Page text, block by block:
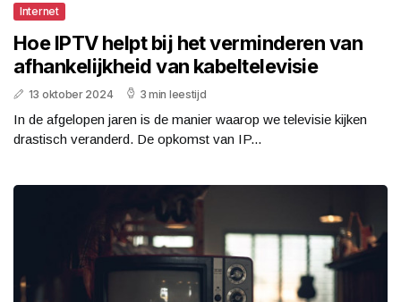
Internet
Hoe IPTV helpt bij het verminderen van
afhankelijkheid van kabeltelevisie
13 oktober 2024 3 min leestijd
In de afgelopen jaren is de manier waarop we televisie kijken
drastisch veranderd. De opkomst van IP...